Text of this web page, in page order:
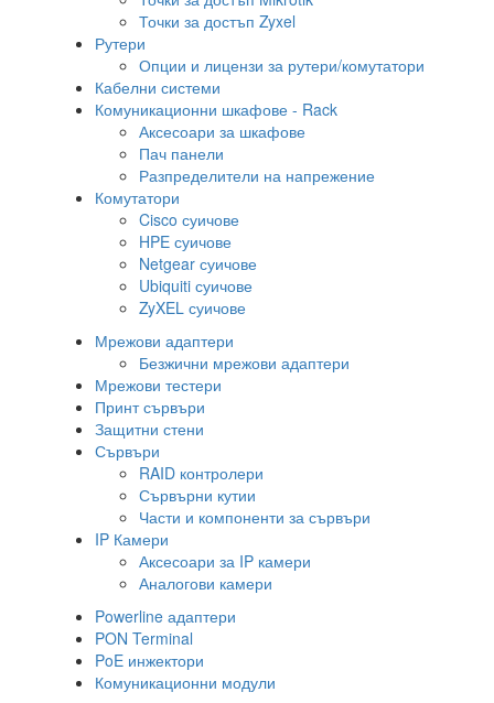
Точки за достъп Zyxel
Рутери
Опции и лицензи за рутери/комутатори
Кабелни системи
Комуникационни шкафове - Rack
Аксесоари за шкафове
Пач панели
Разпределители на напрежение
Комутатори
Cisco суичове
HPE суичове
Netgear суичове
Ubiquiti суичове
ZyXEL суичове
Мрежови адаптери
Безжични мрежови адаптери
Мрежови тестери
Принт сървъри
Защитни стени
Сървъри
RAID контролери
Сървърни кутии
Части и компоненти за сървъри
IP Камери
Аксесоари за IP камери
Аналогови камери
Powerline адаптери
PON Terminal
PoE инжектори
Комуникационни модули